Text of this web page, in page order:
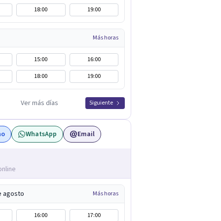
18:00 19:00
Más horas
15:00
16:00
18:00
19:00
Ver más días Siguiente
WhatsApp Email
agosto Más horas
16:00 17:00